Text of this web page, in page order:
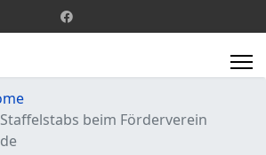
beim Förderverein